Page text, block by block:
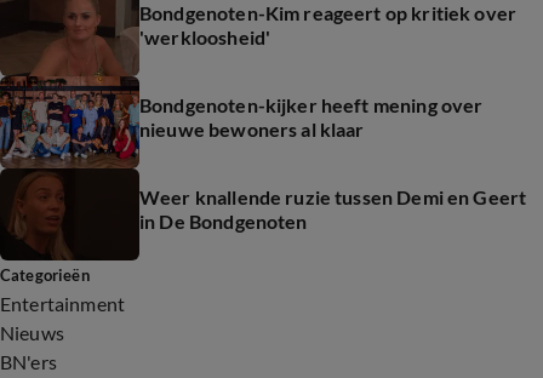
Bondgenoten-Kim reageert op kritiek over
'werkloosheid'
Bondgenoten-kijker heeft mening over
nieuwe bewoners al klaar
Weer knallende ruzie tussen Demi en Geert
in De Bondgenoten
Categorieën
Entertainment
Nieuws
BN'ers